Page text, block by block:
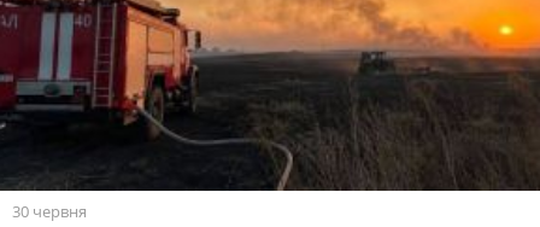
30 червня